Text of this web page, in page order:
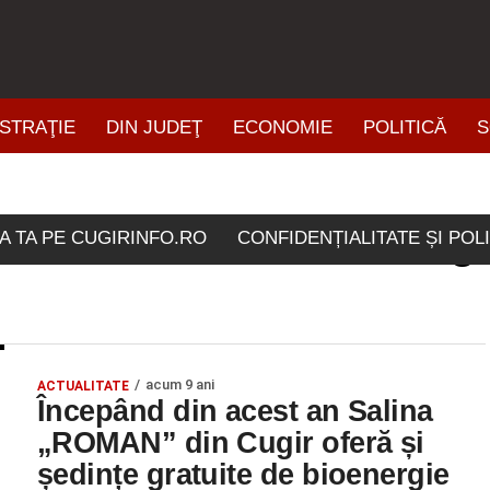
DIN JUDEŢ ECONOMIE POLITICĂ
TA PE CUGIRINFO.RO CONFIDENȚIALITATE ȘI
etichetate "sedinte
ACTUALITATE acum 9 ani
Începând din acest an Salina
„ROMAN” din Cugir oferă și
ședințe gratuite de bioenergie